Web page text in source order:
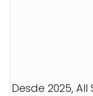
Desde 2025,